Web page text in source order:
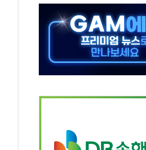
김민석, 신천지 허위신고에 배신 사과 안 해"
개혁은 정치적 감정 따라 추진해선 안 돼"
'비욘드 디 어비스' 수상작 발표
크' 참가…리모델링 상담 제공